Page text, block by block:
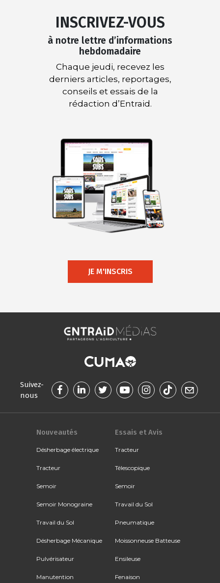
INSCRIVEZ-VOUS
à notre lettre d’informations
hebdomadaire
Chaque jeudi, recevez les
derniers articles, reportages,
conseils et essais de la
rédaction d’Entraid.
JE M'INSCRIS
Suivez-
nous
Nouveautés
Désherbage électrique
Tracteur
Semoir
Semoir Monograine
Travail du Sol
Désherbage Mécanique
Pulvérisateur
Manutention
Essais et Avis
Tracteur
Télescopique
Semoir
Travail du Sol
Pneumatique
Moissonneuse Batteuse
Ensileuse
Fenaison